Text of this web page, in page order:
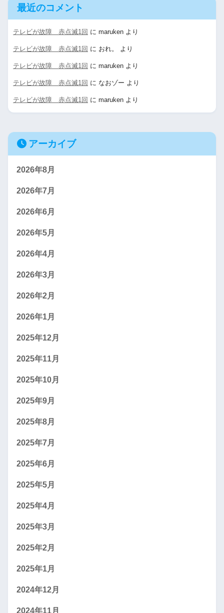
最近のコメント
テレビが故障 赤点滅1回 に maruken より
テレビが故障 赤点滅1回 に おれ。 より
テレビが故障 赤点滅1回 に maruken より
テレビが故障 赤点滅1回 に なおゾー より
テレビが故障 赤点滅1回 に maruken より
アーカイブ
2026年8月
2026年7月
2026年6月
2026年5月
2026年4月
2026年3月
2026年2月
2026年1月
2025年12月
2025年11月
2025年10月
2025年9月
2025年8月
2025年7月
2025年6月
2025年5月
2025年4月
2025年3月
2025年2月
2025年1月
2024年12月
2024年11月